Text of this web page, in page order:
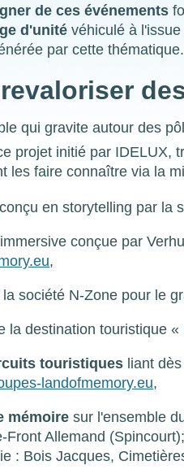
de ces événements
d'unité véhiculé à
par cette thématique.
qui gravite autour des
projet initié par IDELUX,
les faire connaître via la
conçu en storytelling par la
immersive conçue par
,
société N-Zone pour le
la destination touristique
touristiques liant
landofmemory.eu,
mémoire sur l'ensemble
Front Allemand
: Bois Jacques,